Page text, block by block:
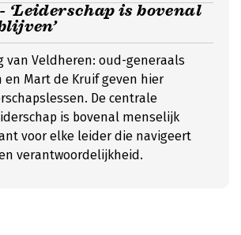
‘Leiderschap is bovenal
van Veldheren: oud-generaals
en Mart de Kruif geven hier
De centrale
is bovenal menselijk
voor elke leider die navigeert
verantwoordelijkheid.